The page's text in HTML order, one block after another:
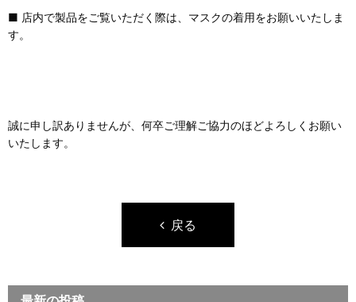
■ 店内で製品をご覧いただく際は、マスクの着用をお願いいたしま
す。
誠に申し訳ありませんが、何卒ご理解ご協力のほどよろしくお願い
いたします。
戻る